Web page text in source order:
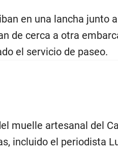
en una lancha junto
de cerca a otra
el servicio de paseo.
muelle artesanal del
incluido el periodista